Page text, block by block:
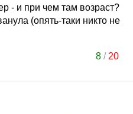
- и при чем там возраст?
(опять-таки никто не
8 / 20